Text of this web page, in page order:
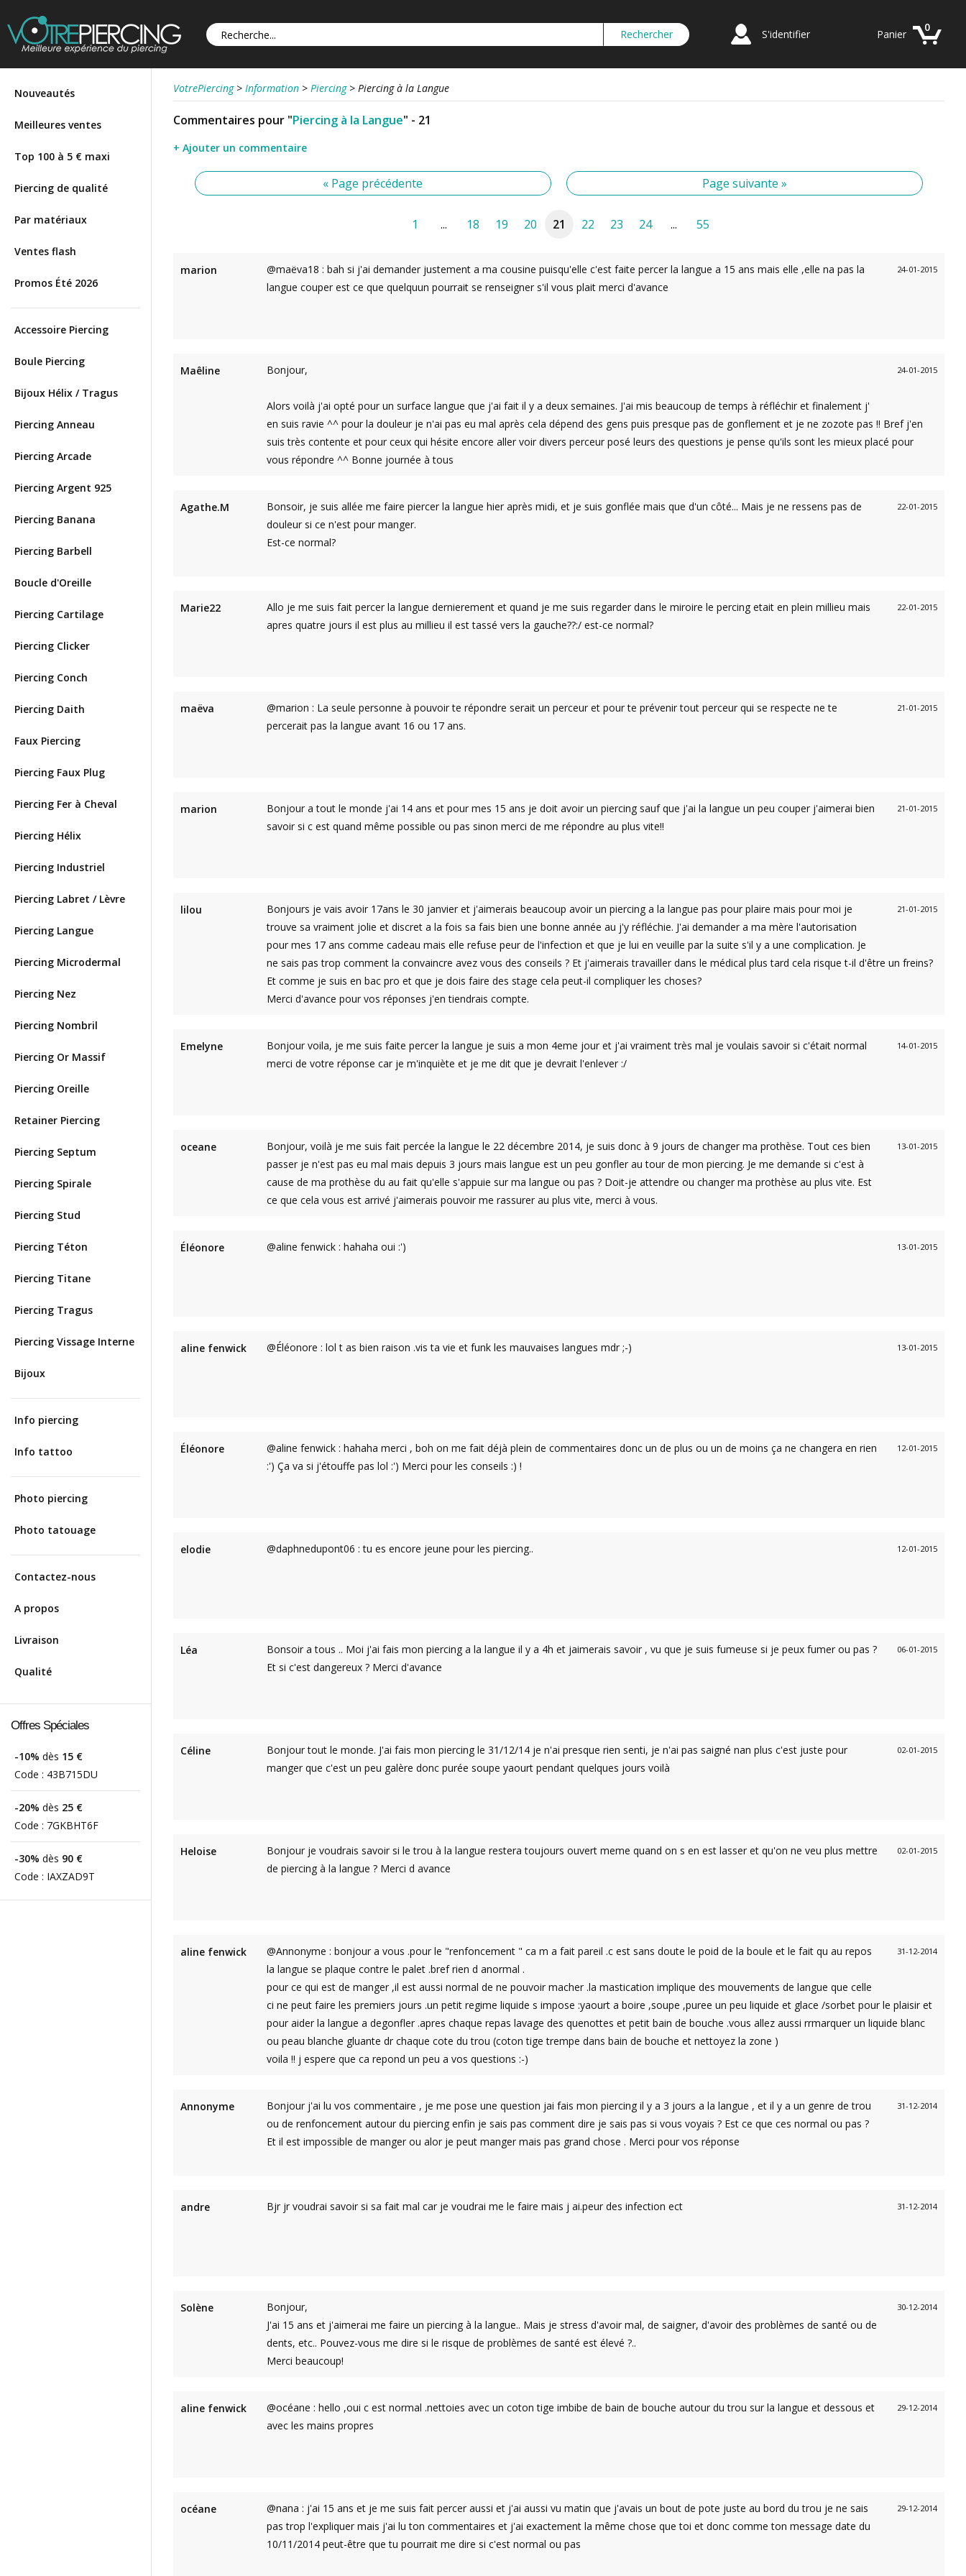
S'identifier
0
Panier
Nouveautés
Meilleures ventes
Top 100 à 5 € maxi
Piercing de qualité
Par matériaux
Ventes flash
Promos Été 2026
Accessoire Piercing
Boule Piercing
Bijoux Hélix / Tragus
Piercing Anneau
Piercing Arcade
Piercing Argent 925
Piercing Banana
Piercing Barbell
Boucle d'Oreille
Piercing Cartilage
Piercing Clicker
Piercing Conch
Piercing Daith
Faux Piercing
Piercing Faux Plug
Piercing Fer à Cheval
Piercing Hélix
Piercing Industriel
Piercing Labret / Lèvre
Piercing Langue
Piercing Microdermal
Piercing Nez
Piercing Nombril
Piercing Or Massif
Piercing Oreille
Retainer Piercing
Piercing Septum
Piercing Spirale
Piercing Stud
Piercing Téton
Piercing Titane
Piercing Tragus
Piercing Vissage Interne
Bijoux
Info piercing
Info tattoo
Photo piercing
Photo tatouage
Contactez-nous
A propos
Livraison
Qualité
Offres Spéciales
-10% dès 15 €
Code : 43B715DU
-20% dès 25 €
Code : 7GKBHT6F
-30% dès 90 €
Code : IAXZAD9T
VotrePiercing > Information > Piercing > Piercing à la Langue
Commentaires pour "Piercing à la Langue" - 21
+ Ajouter un commentaire
« Page précédente Page suivante »
1 ... 18 19 20 21 22 23 24 ... 55
marion 24-01-2015
@maëva18 : bah si j'ai demander justement a ma cousine puisqu'elle c'est faite percer la langue a 15 ans mais elle ,elle na pas la
langue couper est ce que quelquun pourrait se renseigner s'il vous plait merci d'avance
Maêline 24-01-2015
Bonjour,
Alors voilà j'ai opté pour un surface langue que j'ai fait il y a deux semaines. J'ai mis beaucoup de temps à réfléchir et finalement j'
en suis ravie ^^ pour la douleur je n'ai pas eu mal après cela dépend des gens puis presque pas de gonflement et je ne zozote pas !! Bref j'en
suis très contente et pour ceux qui hésite encore aller voir divers perceur posé leurs des questions je pense qu'ils sont les mieux placé pour
vous répondre ^^ Bonne journée à tous
Agathe.M 22-01-2015
Bonsoir, je suis allée me faire piercer la langue hier après midi, et je suis gonflée mais que d'un côté... Mais je ne ressens pas de
douleur si ce n'est pour manger.
Est-ce normal?
Marie22 22-01-2015
Allo je me suis fait percer la langue dernierement et quand je me suis regarder dans le miroire le percing etait en plein millieu mais
apres quatre jours il est plus au millieu il est tassé vers la gauche??:/ est-ce normal?
maëva 21-01-2015
@marion : La seule personne à pouvoir te répondre serait un perceur et pour te prévenir tout perceur qui se respecte ne te
percerait pas la langue avant 16 ou 17 ans.
marion 21-01-2015
Bonjour a tout le monde j'ai 14 ans et pour mes 15 ans je doit avoir un piercing sauf que j'ai la langue un peu couper j'aimerai bien
savoir si c est quand même possible ou pas sinon merci de me répondre au plus vite!!
lilou 21-01-2015
Bonjours je vais avoir 17ans le 30 janvier et j'aimerais beaucoup avoir un piercing a la langue pas pour plaire mais pour moi je
trouve sa vraiment jolie et discret a la fois sa fais bien une bonne année au j'y réfléchie. J'ai demander a ma mère l'autorisation
pour mes 17 ans comme cadeau mais elle refuse peur de l'infection et que je lui en veuille par la suite s'il y a une complication. Je
ne sais pas trop comment la convaincre avez vous des conseils ? Et j'aimerais travailler dans le médical plus tard cela risque t-il d'être un freins?
Et comme je suis en bac pro et que je dois faire des stage cela peut-il compliquer les choses?
Merci d'avance pour vos réponses j'en tiendrais compte.
Emelyne 14-01-2015
Bonjour voila, je me suis faite percer la langue je suis a mon 4eme jour et j'ai vraiment très mal je voulais savoir si c'était normal
merci de votre réponse car je m'inquiète et je me dit que je devrait l'enlever :/
oceane 13-01-2015
Bonjour, voilà je me suis fait percée la langue le 22 décembre 2014, je suis donc à 9 jours de changer ma prothèse. Tout ces bien
passer je n'est pas eu mal mais depuis 3 jours mais langue est un peu gonfler au tour de mon piercing. Je me demande si c'est à
cause de ma prothèse du au fait qu'elle s'appuie sur ma langue ou pas ? Doit-je attendre ou changer ma prothèse au plus vite. Est
ce que cela vous est arrivé j'aimerais pouvoir me rassurer au plus vite, merci à vous.
Éléonore 13-01-2015
@aline fenwick : hahaha oui :')
aline fenwick 13-01-2015
@Éléonore : lol t as bien raison .vis ta vie et funk les mauvaises langues mdr ;-)
Éléonore 12-01-2015
@aline fenwick : hahaha merci , boh on me fait déjà plein de commentaires donc un de plus ou un de moins ça ne changera en rien
:') Ça va si j'étouffe pas lol :') Merci pour les conseils :) !
elodie 12-01-2015
@daphnedupont06 : tu es encore jeune pour les piercing..
Léa 06-01-2015
Bonsoir a tous .. Moi j'ai fais mon piercing a la langue il y a 4h et jaimerais savoir , vu que je suis fumeuse si je peux fumer ou pas ?
Et si c'est dangereux ? Merci d'avance
Céline 02-01-2015
Bonjour tout le monde. J'ai fais mon piercing le 31/12/14 je n'ai presque rien senti, je n'ai pas saigné nan plus c'est juste pour
manger que c'est un peu galère donc purée soupe yaourt pendant quelques jours voilà
Heloise 02-01-2015
Bonjour je voudrais savoir si le trou à la langue restera toujours ouvert meme quand on s en est lasser et qu'on ne veu plus mettre
de piercing à la langue ? Merci d avance
aline fenwick 31-12-2014
@Annonyme : bonjour a vous .pour le "renfoncement " ca m a fait pareil .c est sans doute le poid de la boule et le fait qu au repos
la langue se plaque contre le palet .bref rien d anormal .
pour ce qui est de manger ,il est aussi normal de ne pouvoir macher .la mastication implique des mouvements de langue que celle
ci ne peut faire les premiers jours .un petit regime liquide s impose :yaourt a boire ,soupe ,puree un peu liquide et glace /sorbet pour le plaisir et
pour aider la langue a degonfler .apres chaque repas lavage des quenottes et petit bain de bouche .vous allez aussi rrmarquer un liquide blanc
ou peau blanche gluante dr chaque cote du trou (coton tige trempe dans bain de bouche et nettoyez la zone )
voila !! j espere que ca repond un peu a vos questions :-)
Annonyme 31-12-2014
Bonjour j'ai lu vos commentaire , je me pose une question jai fais mon piercing il y a 3 jours a la langue , et il y a un genre de trou
ou de renfoncement autour du piercing enfin je sais pas comment dire je sais pas si vous voyais ? Est ce que ces normal ou pas ?
Et il est impossible de manger ou alor je peut manger mais pas grand chose . Merci pour vos réponse
andre 31-12-2014
Bjr jr voudrai savoir si sa fait mal car je voudrai me le faire mais j ai.peur des infection ect
Solène 30-12-2014
Bonjour,
J'ai 15 ans et j'aimerai me faire un piercing à la langue.. Mais je stress d'avoir mal, de saigner, d'avoir des problèmes de santé ou de
dents, etc.. Pouvez-vous me dire si le risque de problèmes de santé est élevé ?..
Merci beaucoup!
aline fenwick 29-12-2014
@océane : hello ,oui c est normal .nettoies avec un coton tige imbibe de bain de bouche autour du trou sur la langue et dessous et
avec les mains propres
océane 29-12-2014
@nana : j'ai 15 ans et je me suis fait percer aussi et j'ai aussi vu matin que j'avais un bout de pote juste au bord du trou je ne sais
pas trop l'expliquer mais j'ai lu ton commentaires et j'ai exactement la même chose que toi et donc comme ton message date du
10/11/2014 peut-être que tu pourrait me dire si c'est normal ou pas